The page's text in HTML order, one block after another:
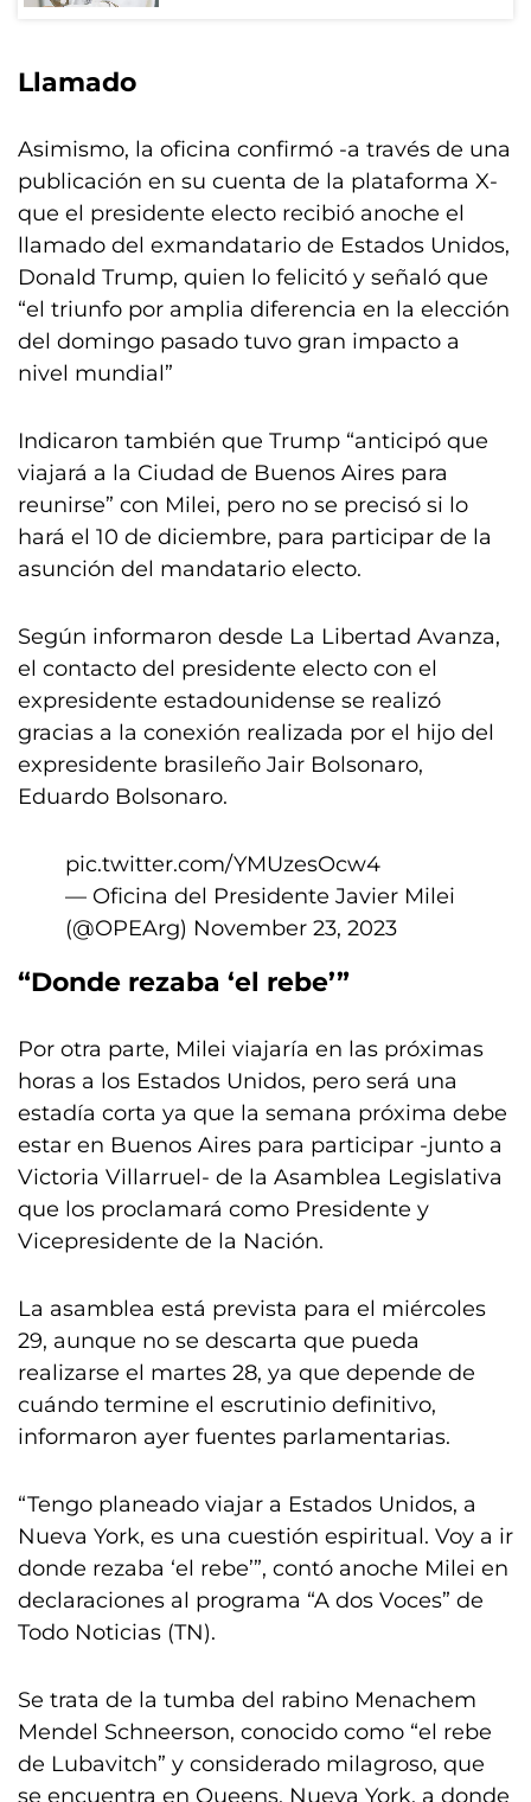
Llamado
Asimismo, la oficina confirmó -a través de una
publicación en su cuenta de la plataforma X-
que el presidente electo recibió anoche el
llamado del exmandatario de Estados Unidos,
Donald Trump, quien lo felicitó y señaló que
“el triunfo por amplia diferencia en la elección
del domingo pasado tuvo gran impacto a
nivel mundial”
Indicaron también que Trump “anticipó que
viajará a la Ciudad de Buenos Aires para
reunirse” con Milei, pero no se precisó si lo
hará el 10 de diciembre, para participar de la
asunción del mandatario electo.
Según informaron desde La Libertad Avanza,
el contacto del presidente electo con el
expresidente estadounidense se realizó
gracias a la conexión realizada por el hijo del
expresidente brasileño Jair Bolsonaro,
Eduardo Bolsonaro.
pic.twitter.com/YMUzesOcw4
— Oficina del Presidente Javier Milei
(@OPEArg) November 23, 2023
“Donde rezaba ‘el rebe’”
Por otra parte, Milei viajaría en las próximas
horas a los Estados Unidos, pero será una
estadía corta ya que la semana próxima debe
estar en Buenos Aires para participar -junto a
Victoria Villarruel- de la Asamblea Legislativa
que los proclamará como Presidente y
Vicepresidente de la Nación.
La asamblea está prevista para el miércoles
29, aunque no se descarta que pueda
realizarse el martes 28, ya que depende de
cuándo termine el escrutinio definitivo,
informaron ayer fuentes parlamentarias.
“Tengo planeado viajar a Estados Unidos, a
Nueva York, es una cuestión espiritual. Voy a ir
donde rezaba ‘el rebe’”, contó anoche Milei en
declaraciones al programa “A dos Voces” de
Todo Noticias (TN).
Se trata de la tumba del rabino Menachem
Mendel Schneerson, conocido como “el rebe
de Lubavitch” y considerado milagroso, que
se encuentra en Queens, Nueva York, a donde